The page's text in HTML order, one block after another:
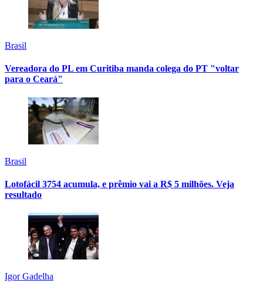
Brasil
Vereadora do PL em Curitiba manda colega do PT "voltar
para o Ceará"
Brasil
Lotofácil 3754 acumula, e prêmio vai a R$ 5 milhões. Veja
resultado
Igor Gadelha